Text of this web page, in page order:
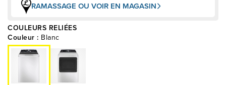
RAMASSAGE OU VOIR EN MAGASIN
COULEURS RELIÉES
Couleur : Blanc